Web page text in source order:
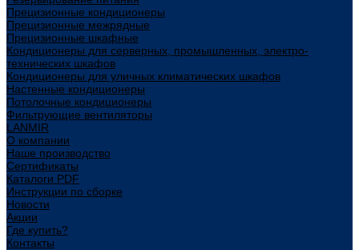
Прецизионные кондиционеры
Прецизионные межрядные
Прецизионные шкафные
Кондиционеры для серверных, промышленных, электро-
технических шкафов
Кондиционеры для уличных климатических шкафов
Настенные кондиционеры
Потолочные кондиционеры
Фильтрующие вентиляторы
LANMIR
О компании
Наше производство
Сертификаты
Каталоги PDF
Инструкции по сборке
Новости
Акции
Где купить?
Контакты